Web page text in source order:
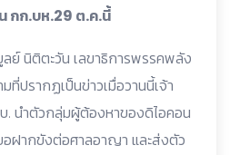
กก.บห.29 ต.ค.นี้
ย์ นิติตะวัน เลขาธิการพรรคพลัง
ที่ปรากฏเป็นข่าวเมื่อวานนี้เจ้า
นำตัวกลุ่มผู้ต้องหาของดิไอคอน
อฝากขังต่อศาลอาญา และส่งตัว